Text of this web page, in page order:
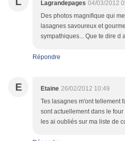
Lagrandepages 04/03/2012
Des photos magnifique qui
lasagnes savoureux et
sympathiques... Que te dire d
Répondre
E Etaine 26/02/2012 10:49
Tes lasagnes m'ont tellement
sont actuellement dans le
les ai oubliés sur ma liste de